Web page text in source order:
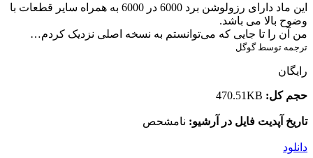
این ماد دارای رزولوشن برد 6000 در 6000 به همراه سایر قطعات با
وضوح بالا می باشد.
من آن را تا جایی که می‌توانستم به نسخه اصلی نزدیک کردم…
ترجمه توسط گوگل
رایگان
حجم کل: 470.51KB
تاریخ آپدیت فایل در آرشیو: نامشحص
دانلود